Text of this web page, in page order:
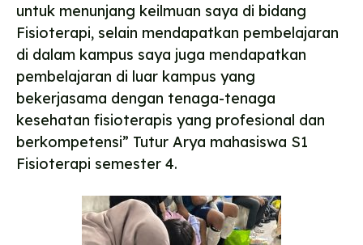
untuk menunjang keilmuan saya di bidang
Fisioterapi, selain mendapatkan pembelajaran
di dalam kampus saya juga mendapatkan
pembelajaran di luar kampus yang
bekerjasama dengan tenaga-tenaga
kesehatan fisioterapis yang profesional dan
berkompetensi” Tutur Arya mahasiswa S1
Fisioterapi semester 4.